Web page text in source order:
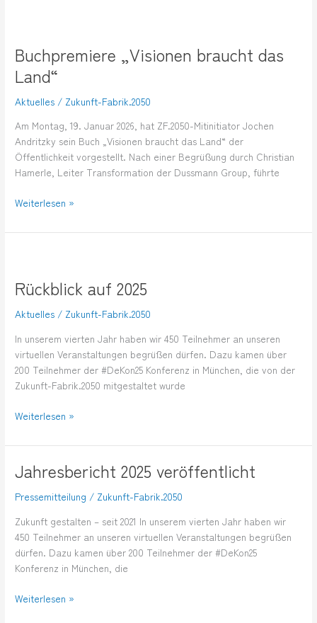
Buchpremiere „Visionen braucht das
Land“
Aktuelles / Zukunft-Fabrik.2050
Am Montag, 19. Januar 2026, hat ZF.2050-Mitinitiator Jochen
Andritzky sein Buch „Visionen braucht das Land“ der
Öffentlichkeit vorgestellt. Nach einer Begrüßung durch Christian
Hamerle, Leiter Transformation der Dussmann Group, führte
braucht
das
Land“
Weiterlesen »
Rückblick auf 2025
Aktuelles / Zukunft-Fabrik.2050
In unserem vierten Jahr haben wir 450 Teilnehmer an unseren
virtuellen Veranstaltungen begrüßen dürfen. Dazu kamen über
200 Teilnehmer der #DeKon25 Konferenz in München, die von der
Zukunft-Fabrik.2050 mitgestaltet wurde
2025
Weiterlesen »
Jahresbericht 2025 veröffentlicht
Pressemitteilung / Zukunft-Fabrik.2050
Zukunft gestalten – seit 2021 In unserem vierten Jahr haben wir
450 Teilnehmer an unseren virtuellen Veranstaltungen begrüßen
dürfen. Dazu kamen über 200 Teilnehmer der #DeKon25
Konferenz in München, die
Jahresbericht
veröffentlicht
Weiterlesen »